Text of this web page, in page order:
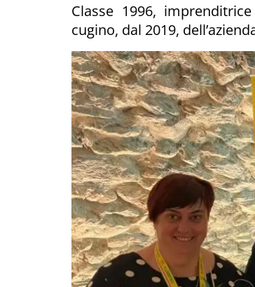
Classe 1996,
cugino, dal 2019,